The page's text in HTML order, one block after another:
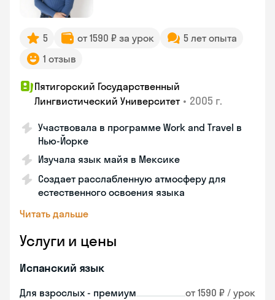
5 от 1590 ₽ за урок
5 лет опыта
1 отзыв
Пятигорский Государственный
Лингвистический Университет • 2005 г.
Участвовала в программе Work and Travel в
Нью-Йорке
Изучала язык майя в Мексике
Создает расслабленную атмосферу для
естественного освоения языка
Читать дальше
Услуги и цены
Испанский язык
Для взрослых - премиум от 1590 ₽ / урок